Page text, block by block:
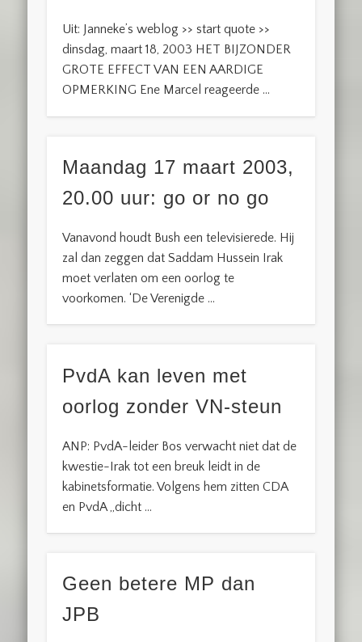
Uit: Janneke’s weblog >> start quote >>
dinsdag, maart 18, 2003 HET BIJZONDER
GROTE EFFECT VAN EEN AARDIGE
OPMERKING Ene Marcel reageerde …
Maandag 17 maart 2003,
20.00 uur: go or no go
Vanavond houdt Bush een televisierede. Hij
zal dan zeggen dat Saddam Hussein Irak
moet verlaten om een oorlog te
voorkomen. ‘De Verenigde …
PvdA kan leven met
oorlog zonder VN-steun
ANP: PvdA-leider Bos verwacht niet dat de
kwestie-Irak tot een breuk leidt in de
kabinetsformatie. Volgens hem zitten CDA
en PvdA ,,dicht …
Geen betere MP dan
JPB